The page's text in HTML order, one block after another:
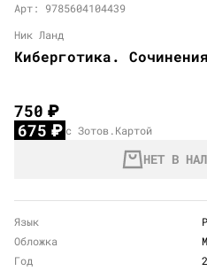
Арт: 9785604104439
Ник Ланд
Киберготика.
750₽
675₽ с Зотов.Картой
НЕТ В
Язык
Обложка
Год